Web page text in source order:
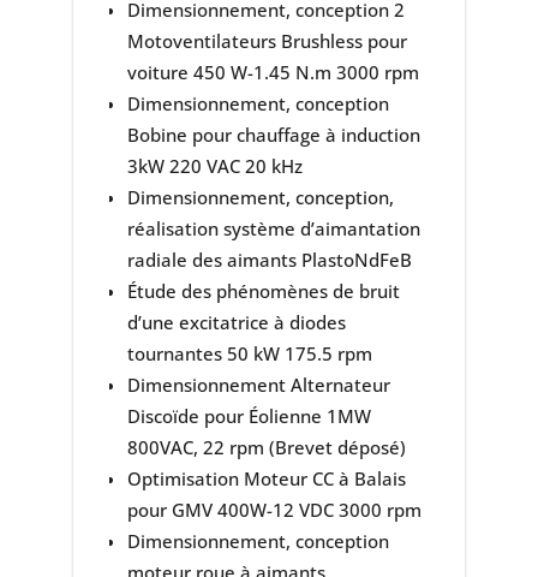
Dimensionnement, conception 2
Motoventilateurs Brushless pour
voiture 450 W-1.45 N.m 3000 rpm
Dimensionnement, conception
Bobine pour chauffage à induction
3kW 220 VAC 20 kHz
Dimensionnement, conception,
réalisation système d’aimantation
radiale des aimants PlastoNdFeB
Étude des phénomènes de bruit
d’une excitatrice à diodes
tournantes 50 kW 175.5 rpm
Dimensionnement Alternateur
Discoïde pour Éolienne 1MW
800VAC, 22 rpm (Brevet déposé)
Optimisation Moteur CC à Balais
pour GMV 400W-12 VDC 3000 rpm
Dimensionnement, conception
moteur roue à aimants